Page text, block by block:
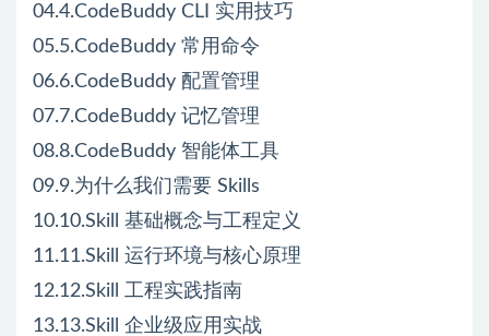
04.4.CodeBuddy CLI 实用技巧
05.5.CodeBuddy 常用命令
06.6.CodeBuddy 配置管理
07.7.CodeBuddy 记忆管理
08.8.CodeBuddy 智能体工具
09.9.为什么我们需要 Skills
10.10.Skill 基础概念与工程定义
11.11.Skill 运行环境与核心原理
12.12.Skill 工程实践指南
13.13.Skill 企业级应用实战